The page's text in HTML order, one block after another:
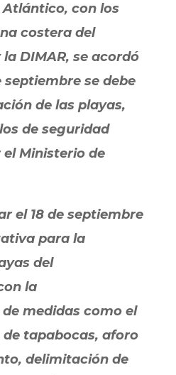
con los
costera del
DIMAR, se acordó
septiembre se debe
de las playas,
de seguridad
Ministerio de
el 18 de septiembre
para la
del
la
medidas como el
tapabocas, aforo
delimitación de